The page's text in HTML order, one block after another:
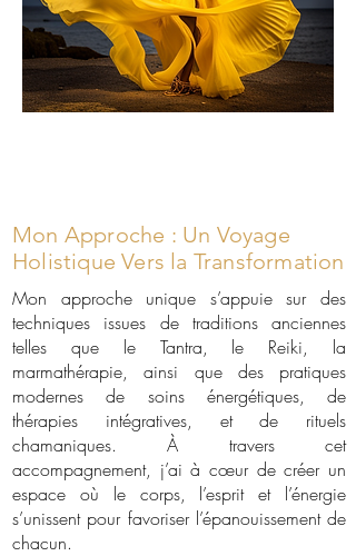
Mon Approche : Un Voyage
Holistique Vers la Transformation
Mon approche unique s’appuie sur des
techniques issues de traditions anciennes
telles que le Tantra, le Reiki, la
marmathérapie, ainsi que des pratiques
modernes de soins énergétiques, de
thérapies intégratives, et de rituels
chamaniques. À travers cet
accompagnement, j’ai à cœur de créer un
espace où le corps, l’esprit et l’énergie
s’unissent pour favoriser l’épanouissement de
chacun.